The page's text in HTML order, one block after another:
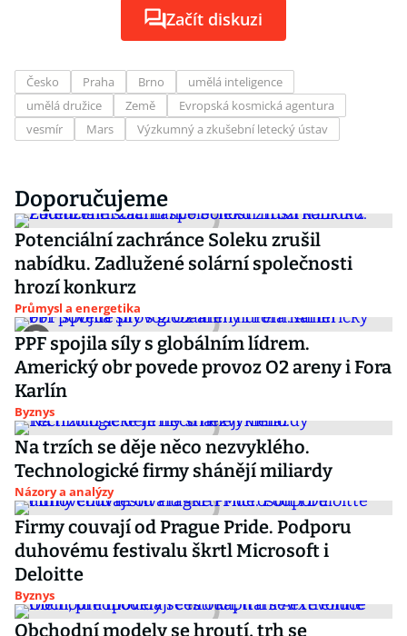
Začít diskuzi
Česko Praha Brno
umělá inteligence
umělá družice
Země
Evropská kosmická agentura
vesmír
Mars Výzkumný a zkušební letecký ústav
Doporučujeme
Potenciální zachránce Soleku zrušil
nabídku. Zadlužené solární společnosti
hrozí konkurz
Průmysl a energetika
PPF spojila síly s globálním lídrem.
Americký obr povede provoz O2 areny i Fora
Karlín
Byznys
Na trzích se děje něco nezvyklého.
Technologické firmy shánějí miliardy
Názory a analýzy
Firmy couvají od Prague Pride. Podporu
duhovému festivalu škrtl Microsoft i
Deloitte
Byznys
Obchodní modely se hroutí, trh se